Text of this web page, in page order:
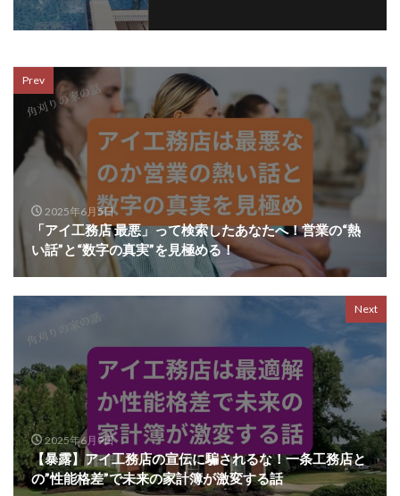
Prev
2025年6月5日
「アイ工務店 最悪」って検索したあなたへ！営業の“熱
い話”と“数字の真実”を見極める！
Next
2025年6月9日
【暴露】アイ工務店の宣伝に騙されるな！一条工務店と
の”性能格差”で未来の家計簿が激変する話